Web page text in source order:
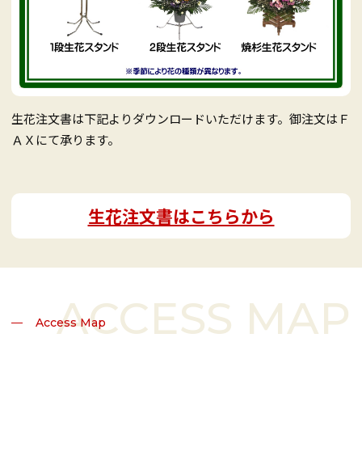
生花注文書は下記よりダウンロードいただけます。御注文はＦ
ＡＸにて承ります。
生花注文書はこちらから
Access Map